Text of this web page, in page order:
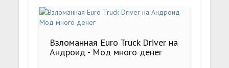
Взломанная Euro Truck Driver на
Андроид - Мод много денег